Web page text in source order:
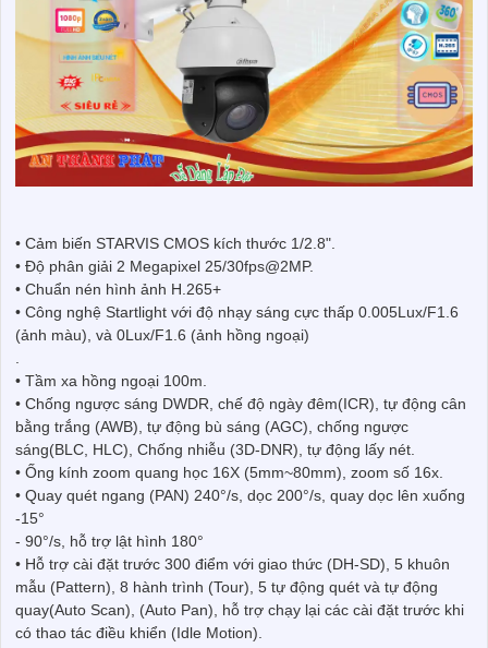
• Cảm biến STARVIS CMOS kích thước 1/2.8".
• Độ phân giải 2 Megapixel 25/30fps@2MP.
• Chuẩn nén hình ảnh H.265+
• Công nghệ Startlight với độ nhạy sáng cực thấp 0.005Lux/F1.6
(ảnh màu), và 0Lux/F1.6 (ảnh hồng ngoại)
.
• Tầm xa hồng ngoại 100m.
• Chống ngược sáng DWDR, chế độ ngày đêm(ICR), tự động cân
bằng trắng (AWB), tự động bù sáng (AGC), chống ngược
sáng(BLC, HLC), Chống nhiễu (3D-DNR), tự động lấy nét.
• Ống kính zoom quang học 16X (5mm~80mm), zoom số 16x.
• Quay quét ngang (PAN) 240°/s, dọc 200°/s, quay dọc lên xuống
-15°
- 90°/s, hỗ trợ lật hình 180°
• Hỗ trợ cài đặt trước 300 điểm với giao thức (DH-SD), 5 khuôn
mẫu (Pattern), 8 hành trình (Tour), 5 tự động quét và tự động
quay(Auto Scan), (Auto Pan), hỗ trợ chạy lại các cài đặt trước khi
có thao tác điều khiển (Idle Motion).